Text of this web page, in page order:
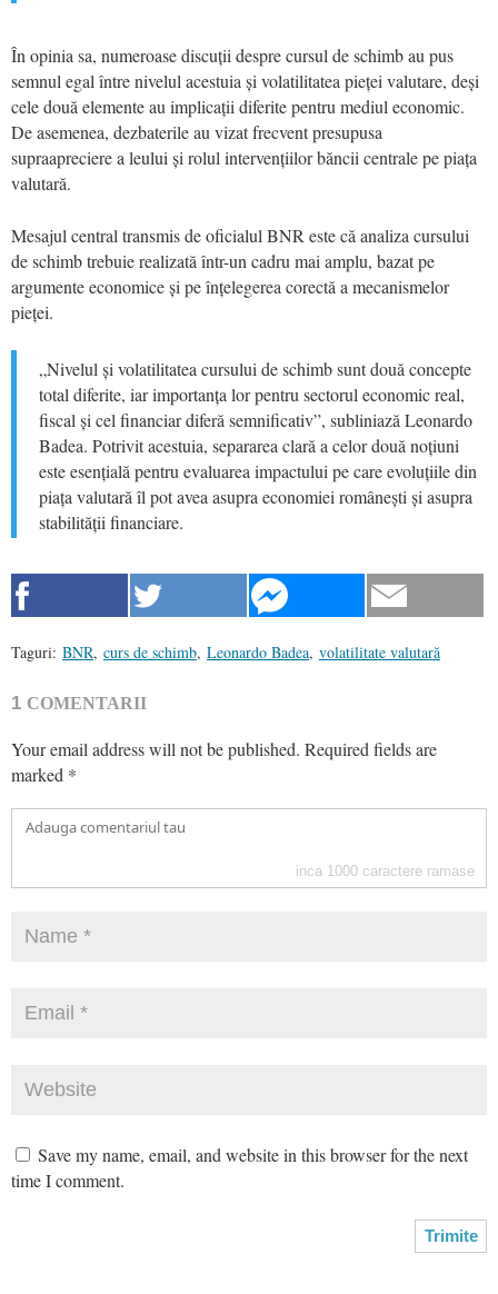
În opinia sa, numeroase discuții despre cursul de schimb au pus
semnul egal între nivelul acestuia și volatilitatea pieței valutare, deși
cele două elemente au implicații diferite pentru mediul economic.
De asemenea, dezbaterile au vizat frecvent presupusa
supraapreciere a leului și rolul intervențiilor băncii centrale pe piața
valutară.
Mesajul central transmis de oficialul BNR este că analiza cursului
de schimb trebuie realizată într-un cadru mai amplu, bazat pe
argumente economice și pe înțelegerea corectă a mecanismelor
pieței.
„Nivelul și volatilitatea cursului de schimb sunt două concepte
total diferite, iar importanța lor pentru sectorul economic real,
fiscal și cel financiar diferă semnificativ”, subliniază Leonardo
Badea. Potrivit acestuia, separarea clară a celor două noțiuni
este esențială pentru evaluarea impactului pe care evoluțiile din
piața valutară îl pot avea asupra economiei românești și asupra
stabilității financiare.
Taguri: BNR, curs de schimb, Leonardo Badea, volatilitate valutară
1 COMENTARII
Your email address will not be published. Required fields are
marked *
inca 1000 caractere ramase
Save my name, email, and website in this browser for the next
time I comment.